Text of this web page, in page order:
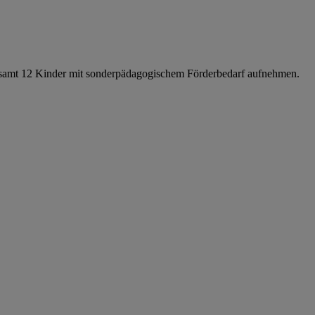
12 Kinder mit sonderpädagogischem Förderbedarf aufnehmen.